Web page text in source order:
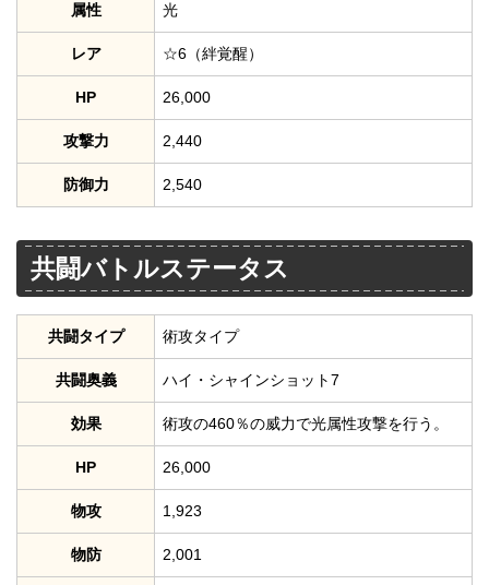
属性 光
レア ☆6（絆覚醒）
HP 26,000
攻撃力 2,440
防御力 2,540
共闘バトルステータス
共闘タイプ 術攻タイプ
共闘奥義 ハイ・シャインショット7
効果 術攻の460％の威力で光属性攻撃を行う。
HP 26,000
物攻 1,923
物防 2,001